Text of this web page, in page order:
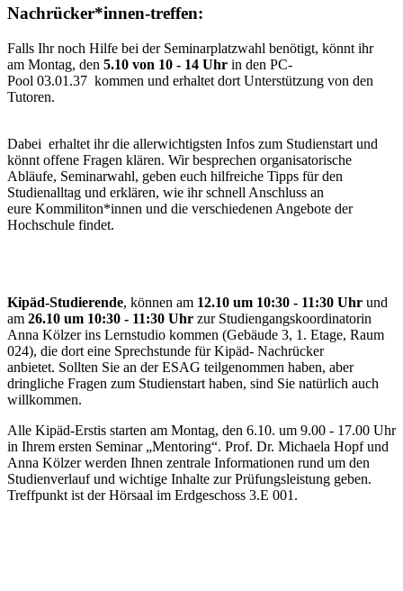
Nachrücker*innen-treffen:
Falls Ihr noch Hilfe bei der Seminarplatzwahl benötigt, könnt ihr
am Montag, den 5.10 von 10 - 14 Uhr in den PC-
Pool 03.01.37 kommen und erhaltet dort Unterstützung von den
Tutoren.
Dabei erhaltet ihr die allerwichtigsten Infos zum Studienstart und
könnt offene Fragen klären. Wir besprechen organisatorische
Abläufe, Seminarwahl, geben euch hilfreiche Tipps für den
Studienalltag und erklären, wie ihr schnell Anschluss an
eure Kommiliton*innen und die verschiedenen Angebote der
Hochschule findet.
Kipäd-Studierende, können am 12.10 um 10:30 - 11:30 Uhr und
am 26.10 um 10:30 - 11:30 Uhr zur Studiengangskoordinatorin
Anna Kölzer ins Lernstudio kommen (Gebäude 3, 1. Etage, Raum
024), die dort eine Sprechstunde für Kipäd- Nachrücker
anbietet. Sollten Sie an der ESAG teilgenommen haben, aber
dringliche Fragen zum Studienstart haben, sind Sie natürlich auch
willkommen.
Alle Kipäd-Erstis starten am Montag, den 6.10. um 9.00 - 17.00 Uhr
in Ihrem ersten Seminar „Mentoring“. Prof. Dr. Michaela Hopf und
Anna Kölzer werden Ihnen zentrale Informationen rund um den
Studienverlauf und wichtige Inhalte zur Prüfungsleistung geben.
Treffpunkt ist der Hörsaal im Erdgeschoss 3.E 001.